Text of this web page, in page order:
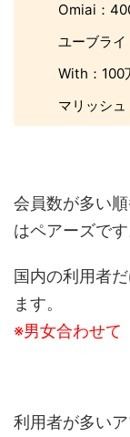
Omiai：
ユーブラ
With：100
マリッシ
会員数が多い
はペアーズです
国内の利用者
ます。
※男女合わせて
利用者が多い